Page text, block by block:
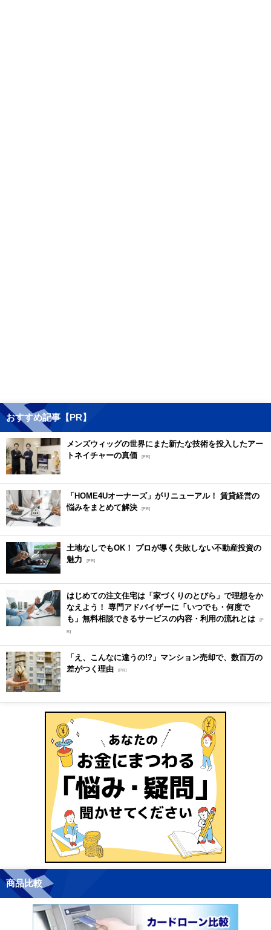
おすすめ記事【PR】
メンズウィッグの世界にまた新たな技術を投入したアー
トネイチャーの真価 [PR]
「HOME4Uオーナーズ」がリニューアル！ 賃貸経営の
悩みをまとめて解決 [PR]
土地なしでもOK！ プロが導く失敗しない不動産投資の
魅力
[PR]
はじめての注文住宅は「家づくりのとびら」で理想をか
なえよう！ 専門アドバイザーに「いつでも・何度で
も」無料相談できるサービスの内容・利用の流れとは [P
R]
「え、こんなに違うの!?」マンション売却で、数百万の
差がつく理由 [PR]
商品比較